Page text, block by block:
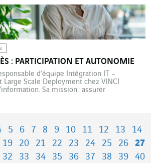
le rapatriement en France dans les
chaînes […]
: PARTICIPATION ET AUTONOMIE
d’équipe Intégration IT –
Scale Deployment chez VINCI
Sa mission : assurer
5 6 7 8 9 10 11 12 13
14
19 20 21 22 23 24 25 26
27
32 33 34 35 36 37 38 39
40